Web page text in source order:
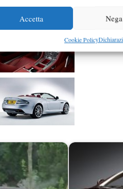
Accetta Nega
Cookie Policy